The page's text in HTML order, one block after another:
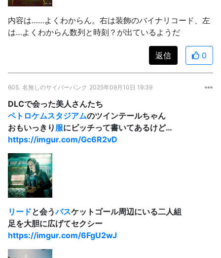
内容は……よくわからん。右は装飾のバイナリコード、左
は…よくわからん数列と時刻？が出ているようだ
返信 0
605. 名無しのサイバーパンク 2025年09月10日 19:39
DLCで会った美人さんたち
ペトロケムスタジアムのツインテールちゃん
おもいっきり 服にビッチって書いてあるけど…
https://imgur.com/Gc6R2vD
リードと会うバスケットゴール周辺にいる二人組
足を大胆に広げてセクシー
https://imgur.com/6FgU2wJ